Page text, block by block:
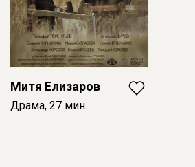
Митя Елизаров
Драма, 27 мин.